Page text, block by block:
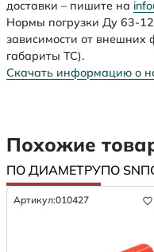
доставки – пишите на
Нормы погрузки Ду 63-
зависимости от внешних
габариты ТС).
Скачать информацию о
Похожие
ПО ДИАМЕТРУПО SN
Артикул:010427